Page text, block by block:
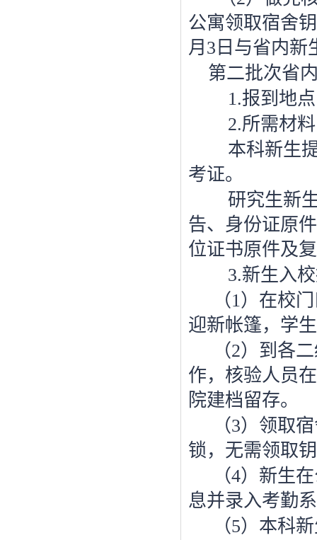
公寓领取宿舍
月3日与省内新
第二批次省
1.报到地
2.所需材
本科新生
考证。
研究生新
告、身份证原
位证书原件及
3.新生入
（1）在校
迎新帐篷，学
（2）到各
作，核验人员
院建档留存。
（3）领取
锁，无需领取
（4）新生
息并录入考勤
（5）本科